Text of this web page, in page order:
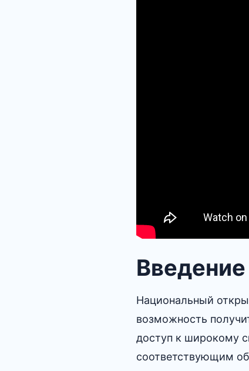
Введение
Национальный
возможность
доступ к широкому
соответствующим